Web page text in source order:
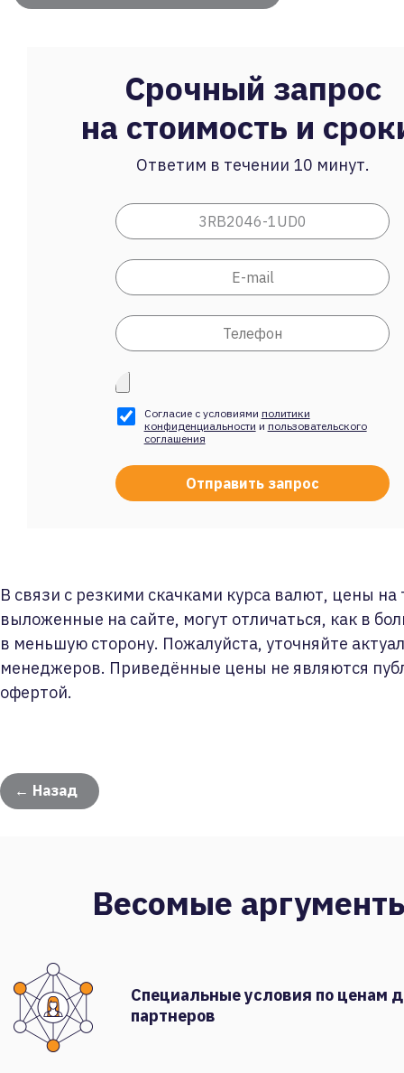
Срочный запрос
на стоимость и
Ответим в течении 10 минут.
Согласие с условиями политики
конфиденциальности и пользовательского
соглашения
В связи с резкими скачками курса валют, цены на
выложенные на сайте, могут отличаться, как в
в меньшую сторону. Пожалуйста, уточняйте
менеджеров. Приведённые цены не являются
офертой.
← Назад
Весомые
Специальные условия по ценам
партнеров